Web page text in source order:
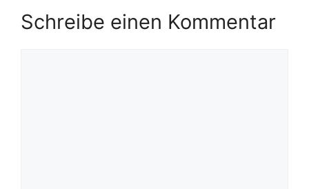
Schreibe einen Kommentar